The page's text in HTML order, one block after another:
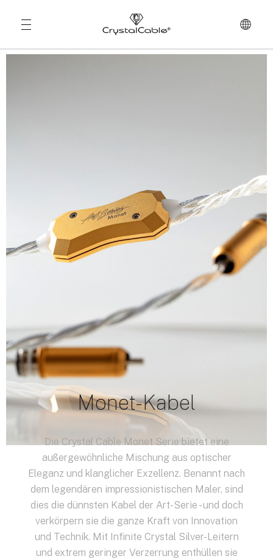
Monet-Kabel
Die Crystal Cable Monet Serie bietet eine
außergewöhnliche Mischung aus optischer
Eleganz und klanglicher Exzellenz. Benannt nach
dem legendären impressionistischen Maler, sind
dies die dünnsten Kabel der Art-Serie - und doch
verkörpern sie die ganze Kraft von Innovation
und Technik. Mit Infinite Crystal Silver-Leitern
und extrem geringer Verzerrung enthüllen sie